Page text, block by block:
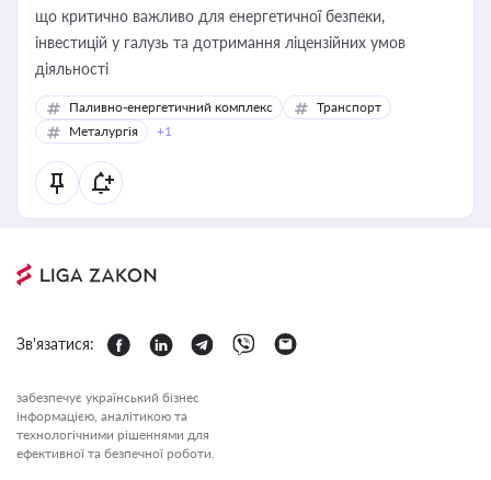
що критично важливо для енергетичної безпеки,
інвестицій у галузь та дотримання ліцензійних умов
діяльності
Паливно-енергетичний комплекс
Транспорт
Металургія
+1
Зв'язатися:
забезпечує український бізнес
інформацією, аналітикою та
технологічними рішеннями для
ефективної та безпечної роботи.